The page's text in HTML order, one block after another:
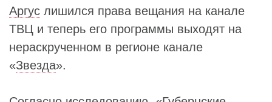
Аргус лишился права вещания на канале
ТВЦ и теперь его программы выходят на
нераскрученном в регионе канале
«Звезда».